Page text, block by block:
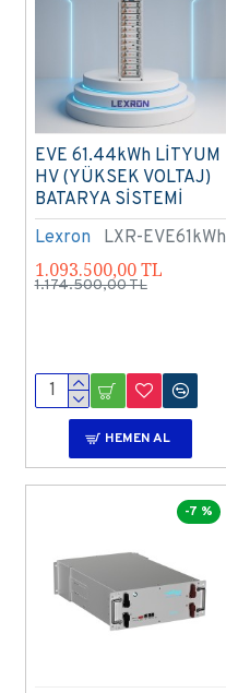
Lexron LXR-EVE61kWh
EVE 61.44kWh LİTYUM
HV (YÜKSEK VOLTAJ)
BATARYA SİSTEMİ
1.093.500,00 TL
1.174.500,00 TL
HEMEN AL
-7 %